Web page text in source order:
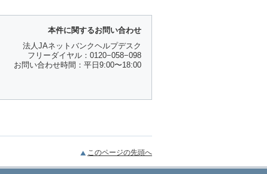
本件に関するお問い合わせ
法人JAネットバンクヘルプデスク
フリーダイヤル：0120−058−098
お問い合わせ時間：平日9:00〜18:00
このページの先頭へ